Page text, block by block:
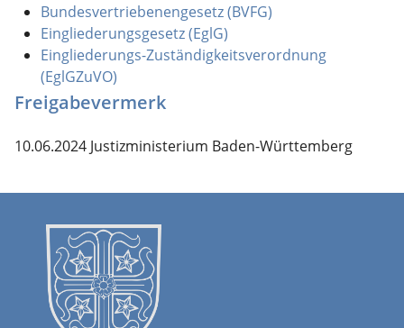
Bundesvertriebenengesetz (BVFG)
Eingliederungsgesetz (EglG)
Eingliederungs-Zuständigkeitsverordnung
(EglGZuVO)
Freigabevermerk
10.06.2024 Justizministerium Baden-Württemberg